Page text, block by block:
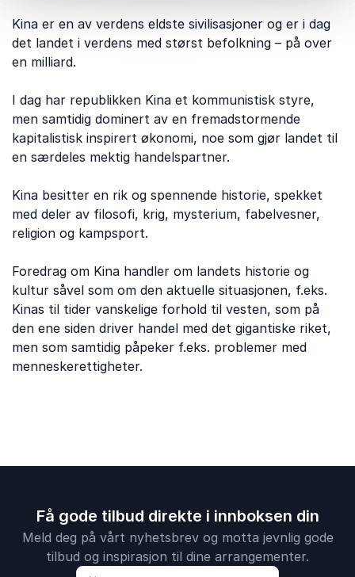
Kina er en av verdens eldste sivilisasjoner og er i dag
det landet i verdens med størst befolkning – på over
en milliard.
I dag har republikken Kina et kommunistisk styre,
men samtidig dominert av en fremadstormende
kapitalistisk inspirert økonomi, noe som gjør landet til
en særdeles mektig handelspartner.
Kina besitter en rik og spennende historie, spekket
med deler av filosofi, krig, mysterium, fabelvesner,
religion og kampsport.
Foredrag om Kina handler om landets historie og
kultur såvel som om den aktuelle situasjonen, f.eks.
Kinas til tider vanskelige forhold til vesten, som på
den ene siden driver handel med det gigantiske riket,
men som samtidig påpeker f.eks. problemer med
menneskerettigheter.
Få gode tilbud direkte i innboksen din
Meld deg på vårt nyhetsbrev og motta jevnlig gode
tilbud og inspirasjon til dine arrangementer.